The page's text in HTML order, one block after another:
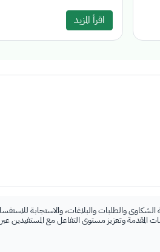
اقرأ المزيد
والطلبات والبلاغات، والاستجابة
المقدمة وتعزيز مستوى التفاعل مع المستفيدين